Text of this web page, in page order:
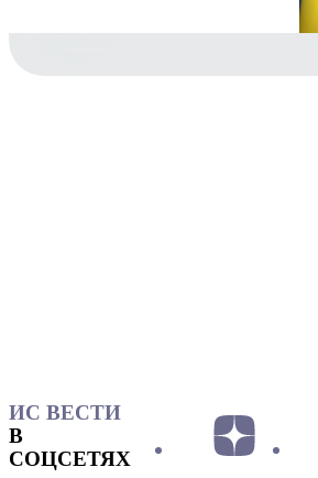
ИС ВЕСТИ
В
СОЦСЕТЯХ